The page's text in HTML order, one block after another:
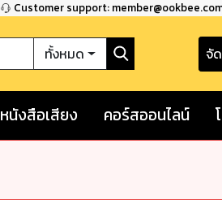
Customer support:
ทั้งหมด จั
หนังสือเสียง คอร์สออนไลน์